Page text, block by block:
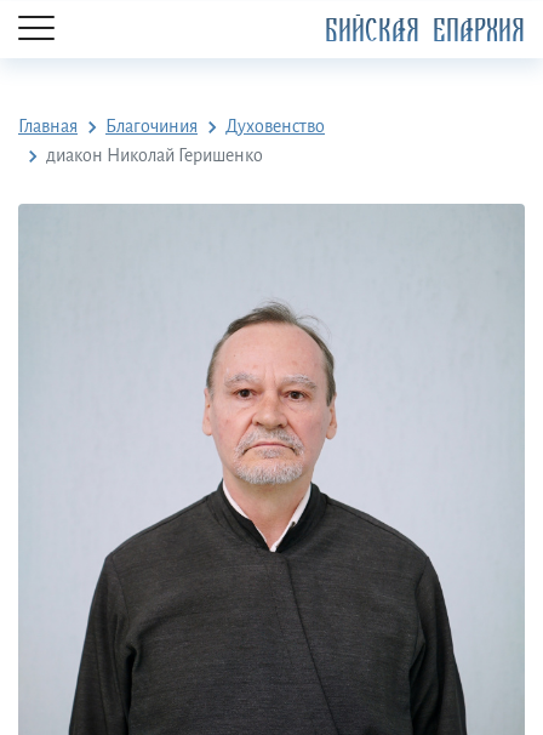
БИЙСКАЯ ЕПАРХИЯ
Главная Благочиния
Духовенство
диакон Николай Геришенко